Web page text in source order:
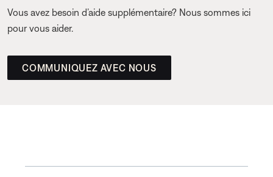
Vous avez besoin d’aide supplémentaire? Nous sommes ici
pour vous aider.
COMMUNIQUEZ AVEC NOUS